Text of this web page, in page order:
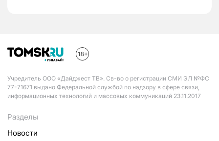
Учредитель ООО «Дайджест ТВ». Св-во о регистрации СМИ ЭЛ №ФС
77-71671 выдано Федеральной службой по надзору в сфере связи,
информационных технологий и массовых коммуникаций 23.11.2017
Разделы
Новости